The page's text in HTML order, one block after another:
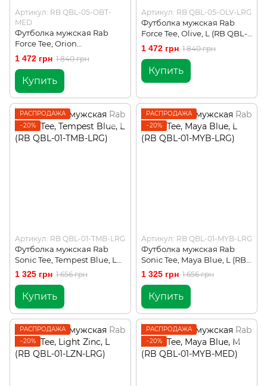
Артикул: RB QBL-05-OBT-
MED
Футболка мужская Rab
Force Tee, Orion
Blue/Tempest Blue, M (RB
QBL-05-OBT-MED)
1 472 грн 1 840 грн
Купить
Артикул: RB QBL-05-OLV-LRG
Футболка мужская Rab
Force Tee, Olive, L (RB QBL-
05-OLV-LRG)
1 472 грн 1 840 грн
Купить
РАСПРОДАЖА
−20%
Артикул: RB QBL-01-TMB-LRG
Футболка мужская Rab
Sonic Tee, Tempest Blue, L
(RB QBL-01-TMB-LRG)
1 325 грн 1 656 грн
Купить
РАСПРОДАЖА
−20%
Артикул: RB QBL-01-MYB-LRG
Футболка мужская Rab
Sonic Tee, Maya Blue, L (RB
QBL-01-MYB-LRG)
1 325 грн 1 656 грн
Купить
РАСПРОДАЖА
−20%
РАСПРОДАЖА
−20%